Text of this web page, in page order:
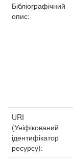
Бібліографічний
опис:
URI
(Уніфікований
ідентифікатор
ресурсу):